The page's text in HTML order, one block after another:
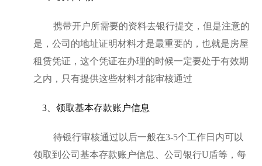
携带开户所需要的资料去银行提交，但是注意的
是，公司的地址证明材料才是最重要的，也就是房屋
租赁凭证，这个凭证在办理的时候一定要处于有效期
之内，只有提供这些材料才能审核通过
3、领取基本存款账户信息
待银行审核通过以后一般在3-5个工作日内可以
领取到公司基本存款账户信息、公司银行U盾等，每